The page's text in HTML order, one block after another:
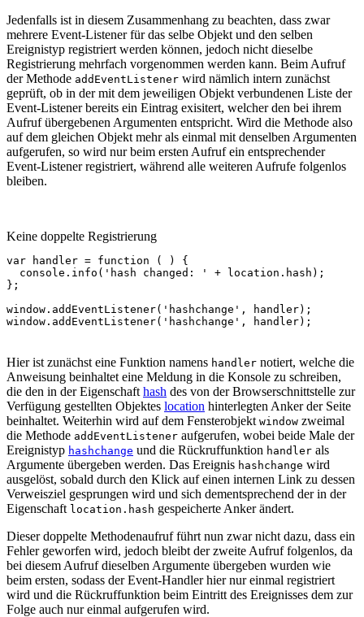
Jedenfalls ist in diesem Zusammenhang zu beachten, dass zwar
mehrere Event-Listener für das selbe Objekt und den selben
Ereignistyp registriert werden können, jedoch nicht dieselbe
Registrierung mehrfach vorgenommen werden kann. Beim Aufruf
der Methode addEventListener wird nämlich intern zunächst
geprüft, ob in der mit dem jeweiligen Objekt verbundenen Liste der
Event-Listener bereits ein Eintrag exisitert, welcher den bei ihrem
Aufruf übergebenen Argumenten entspricht. Wird die Methode also
auf dem gleichen Objekt mehr als einmal mit denselben Argumenten
aufgerufen, so wird nur beim ersten Aufruf ein entsprechender
Event-Listener registriert, während alle weiteren Aufrufe folgenlos
bleiben.
Keine doppelte Registrierung
var handler = function ( )
{
console . info ( 'hash changed: ' + location . hash );
};
window . addEventListener( 'hashchange' , handler);
window . addEventListener( 'hashchange' , handler);
Hier ist zunächst eine Funktion namens handler notiert, welche die
Anweisung beinhaltet eine Meldung in die Konsole zu schreiben,
die den in der Eigenschaft hash des von der Browserschnittstelle zur
Verfügung gestellten Objektes location hinterlegten Anker der Seite
beinhaltet. Weiterhin wird auf dem Fensterobjekt window zweimal
die Methode addEventListener aufgerufen, wobei beide Male der
Ereignistyp hashchange und die Rückruffunktion handler als
Argumente übergeben werden. Das Ereignis hashchange wird
ausgelöst, sobald durch den Klick auf einen internen Link zu dessen
Verweisziel gesprungen wird und sich dementsprechend der in der
Eigenschaft location.hash gespeicherte Anker ändert.
Dieser doppelte Methodenaufruf führt nun zwar nicht dazu, dass ein
Fehler geworfen wird, jedoch bleibt der zweite Aufruf folgenlos, da
bei diesem Aufruf dieselben Argumente übergeben wurden wie
beim ersten, sodass der Event-Handler hier nur einmal registriert
wird und die Rückruffunktion beim Eintritt des Ereignisses dem zur
Folge auch nur einmal aufgerufen wird.